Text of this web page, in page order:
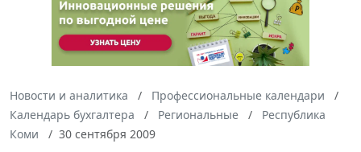
Новости и аналитика
Профессиональные календари
Календарь бухгалтера
Региональные
Республика
Коми
30 сентября 2009